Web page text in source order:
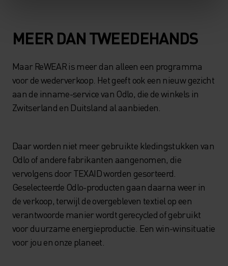
MEER DAN TWEEDEHANDS
Maar ReWEAR is meer dan alleen een programma
voor de wederverkoop. Het geeft ook een nieuw gezicht
aan de inname-service van Odlo, die de winkels in
Zwitserland en Duitsland al aanbieden.
Daar worden niet meer gebruikte kledingstukken van
Odlo of andere fabrikanten aangenomen, die
vervolgens door TEXAID worden gesorteerd.
Geselecteerde Odlo-producten gaan daarna weer in
de verkoop, terwijl de overgebleven textiel op een
verantwoorde manier wordt gerecycled of gebruikt
voor duurzame energieproductie. Een win-winsituatie
voor jou en onze planeet.